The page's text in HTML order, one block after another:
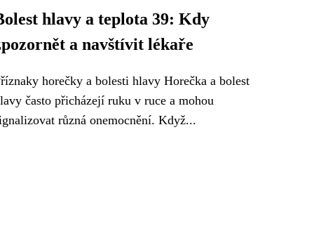
hlavy a teplota 39: Kdy
a navštívit lékaře
horečky a bolesti hlavy Horečka a bolest
často přicházejí ruku v ruce a mohou
různá onemocnění. Když...